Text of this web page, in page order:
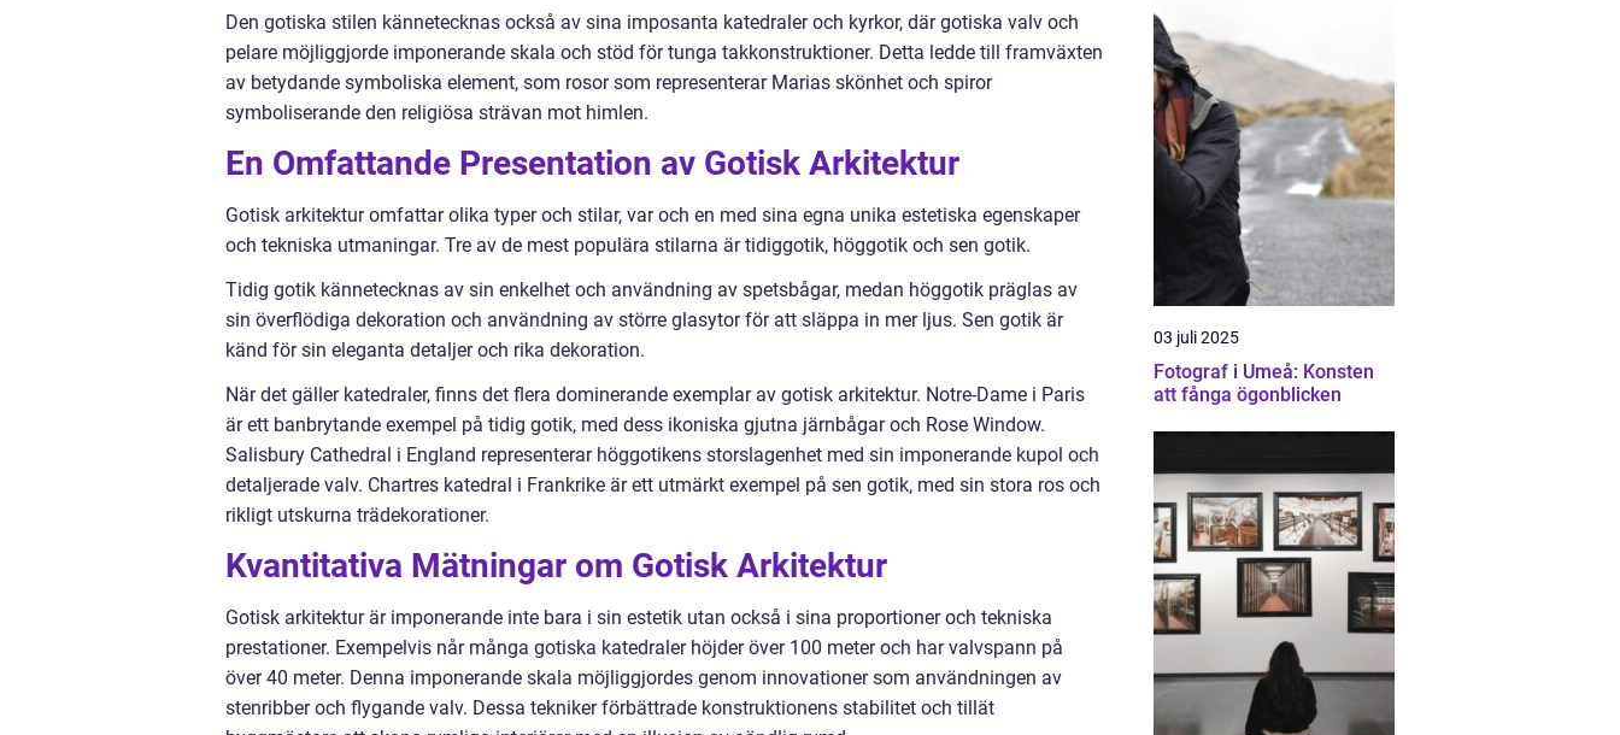
Den gotiska stilen kännetecknas också av sina imposanta katedraler och kyrkor, där gotiska valv och
pelare möjliggjorde imponerande skala och stöd för tunga takkonstruktioner. Detta ledde till framväxten
av betydande symboliska element, som rosor som representerar Marias skönhet och spiror
symboliserande den religiösa strävan mot himlen.
En Omfattande Presentation av Gotisk Arkitektur
Gotisk arkitektur omfattar olika typer och stilar, var och en med sina egna unika estetiska egenskaper
och tekniska utmaningar. Tre av de mest populära stilarna är tidiggotik, höggotik och sen gotik.
Tidig gotik kännetecknas av sin enkelhet och användning av spetsbågar, medan höggotik präglas av
sin överflödiga dekoration och användning av större glasytor för att släppa in mer ljus. Sen gotik är
känd för sin eleganta detaljer och rika dekoration.
När det gäller katedraler, finns det flera dominerande exemplar av gotisk arkitektur. Notre-Dame i Paris
är ett banbrytande exempel på tidig gotik, med dess ikoniska gjutna järnbågar och Rose Window.
Salisbury Cathedral i England representerar höggotikens storslagenhet med sin imponerande kupol och
detaljerade valv. Chartres katedral i Frankrike är ett utmärkt exempel på sen gotik, med sin stora ros och
rikligt utskurna trädekorationer.
Kvantitativa Mätningar om Gotisk Arkitektur
Gotisk arkitektur är imponerande inte bara i sin estetik utan också i sina proportioner och tekniska
prestationer. Exempelvis når många gotiska katedraler höjder över 100 meter och har valvspann på
över 40 meter. Denna imponerande skala möjliggjordes genom innovationer som användningen av
stenribber och flygande valv. Dessa tekniker förbättrade konstruktionens stabilitet och tillät
03 juli 2025
Fotograf i Umeå: Konsten
att fånga ögonblicken